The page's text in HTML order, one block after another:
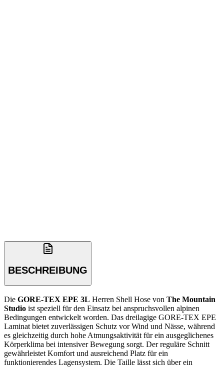
BESCHREIBUNG
Die GORE-TEX EPE 3L Herren Shell Hose von The Mountain
Studio ist speziell für den Einsatz bei anspruchsvollen alpinen
Bedingungen entwickelt worden. Das dreilagige GORE-TEX EPE
Laminat bietet zuverlässigen Schutz vor Wind und Nässe, während
es gleichzeitig durch hohe Atmungsaktivität für ein ausgeglichenes
Körperklima bei intensiver Bewegung sorgt. Der reguläre Schnitt
gewährleistet Komfort und ausreichend Platz für ein
funktionierendes Lagensystem. Die Taille lässt sich über ein